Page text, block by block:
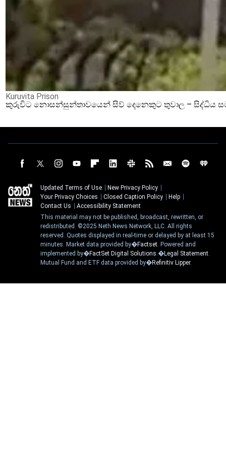
Kuruvita Prison
කුරුවිට නොසන්සුන්තාවයෙන් සිව් දෙනෙකුට තුවාල – සිද්ධිය
Updated Terms of Use
New Privacy Policy
Your Privacy Choices
Closed Caption Policy
Help
Contact Us
Accessibility Statement
This material may not be published, broadcast, rewritten, or
redistributed. ©2025 Neth News Network, LLC. All rights
reserved. Quotes displayed in real-time or delayed by at least 15
minutes. Market data provided by�Factset. Powered and
implemented by�FactSet Digital Solutions.�Legal Statement.
Mutual Fund and ETF data provided by�Refinitiv Lipper.